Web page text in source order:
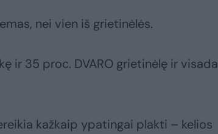
nei vien iš grietinėlės.
ir 35 proc. DVARO grietinėlę ir visada
kažkaip ypatingai plakti – kelios